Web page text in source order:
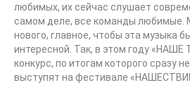
любимых, их сейчас слушает
самом деле, все команды любимые.
нового, главное, чтобы эта музыка
интересной. Так, в этом году «НАШЕ
конкурс, по итогам которого сразу
выступят на фестивале